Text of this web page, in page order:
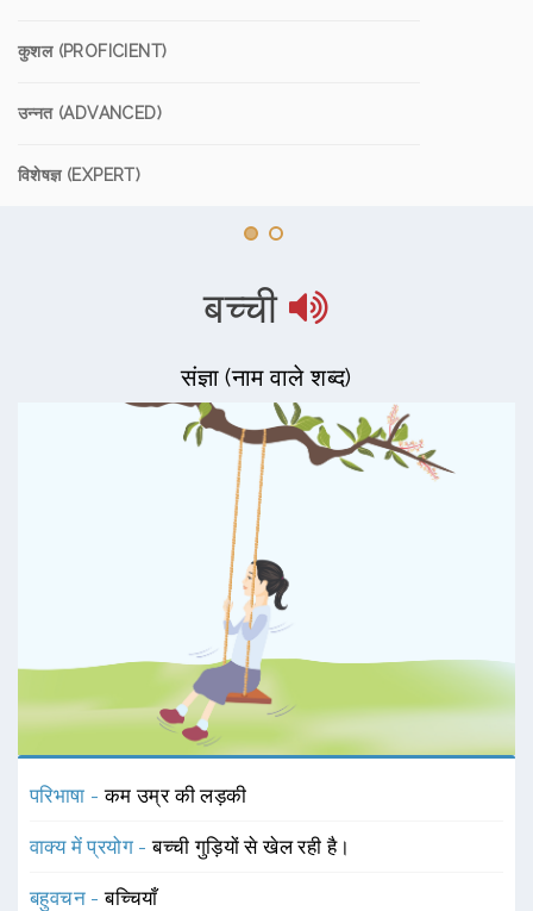
कुशल (PROFICIENT)
उन्नत (ADVANCED)
विशेषज्ञ (EXPERT)
बच्ची
संज्ञा (नाम वाले शब्द)
परिभाषा -कम उम्र की लड़की
वाक्य में प्रयोग -बच्ची गुड़ियों से खेल रही है।
बहुवचन -बच्चियाँ